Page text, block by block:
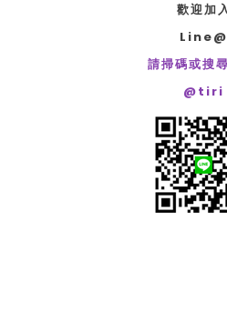
歡迎加
Line@
請掃碼或搜
​@tiri